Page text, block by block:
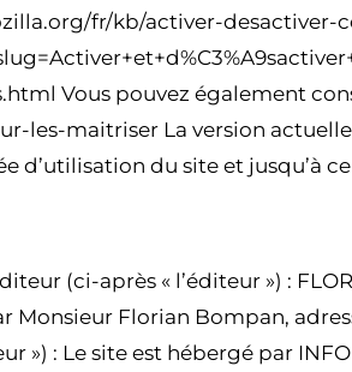
fr/kb/activer-desactiver-
Vous pouvez également
les-maitriser La version
d’utilisation du site et jusqu’à
(ci-après « l’éditeur ») :
Monsieur Florian Bompan,
») : Le site est hébergé par